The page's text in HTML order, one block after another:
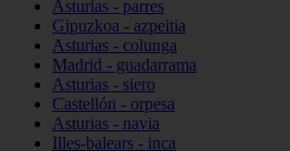
Asturias - parres
Gipuzkoa - azpeitia
Asturias - colunga
Madrid - guadarrama
Asturias - siero
Castellón - orpesa
Asturias - navia
Illes-balears - inca